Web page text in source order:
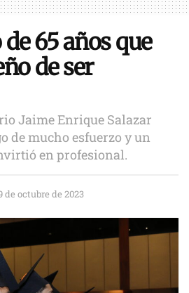
65 años que
de ser
Jaime Enrique Salazar
de mucho esfuerzo y un
en profesional.
de octubre de 2023